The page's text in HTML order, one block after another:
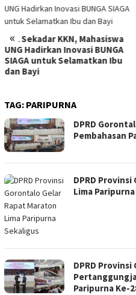
«
Tak Sekadar KKN, Mahasiswa
UNG Hadirkan Inovasi BUNGA
SIAGA untuk Selamatkan Ibu
dan Bayi
TAG: PARIPURNA
DPRD
Pembahasan
DPRD
Lima
DPRD
Paripurna Ke-